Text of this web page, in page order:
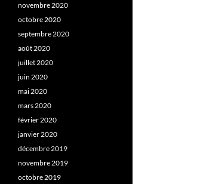
novembre 2020
octobre 2020
septembre 2020
août 2020
juillet 2020
juin 2020
mai 2020
mars 2020
février 2020
janvier 2020
décembre 2019
novembre 2019
octobre 2019